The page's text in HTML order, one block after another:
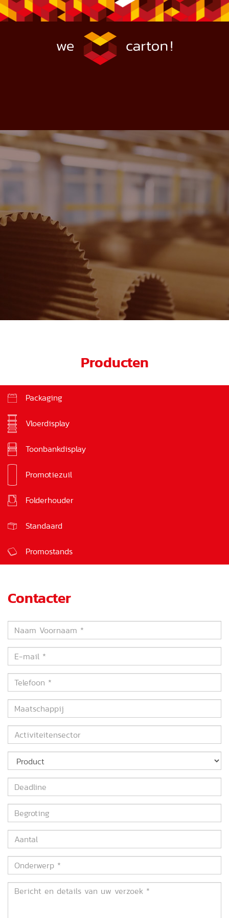
Producten
Packaging
Vloerdisplay
Toonbankdisplay
Promotiezuil
Bord
Folderhouder
Kartonnen urne
Standaard
Promostands
Contacter
Naam
Voornaam
*E-
mail
*Telefoon
*
Maatschappij
Activiteitensector
Product
Deadline
Begroting
Aantal
Onderwerp
*
Bericht